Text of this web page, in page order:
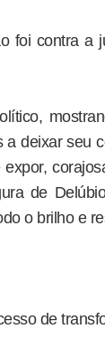
foi contra a
a deixar seu
de
o brilho e
de